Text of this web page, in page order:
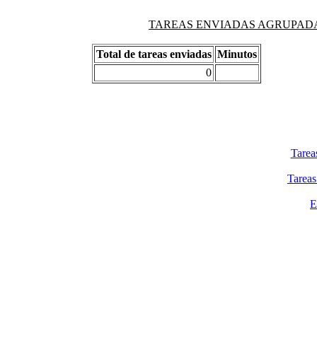
TAREAS ENVIADAS
Total de tareas enviadas Minutos
0